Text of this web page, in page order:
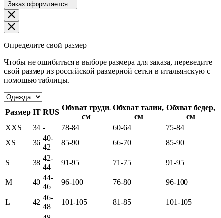
Заказ оформляется...
Определите свой размер
Чтобы не ошибиться в выборе размера для заказа, переведите
свой размер из российской размерной сетки в итальянскую с
помощью таблицы.
Размер IT RUS
Обхват груди,
см
Обхват талии,
см
Обхват бедер,
см
XXS
34 - 78-84 60-64
75-84
XS
36
40-
42
85-90 66-70 85-90
S 38
42-
44
91-95 71-75 91-95
M 40
44-
46
96-100 76-80 96-100
L 42
46-
48
101-105 81-85 101-105